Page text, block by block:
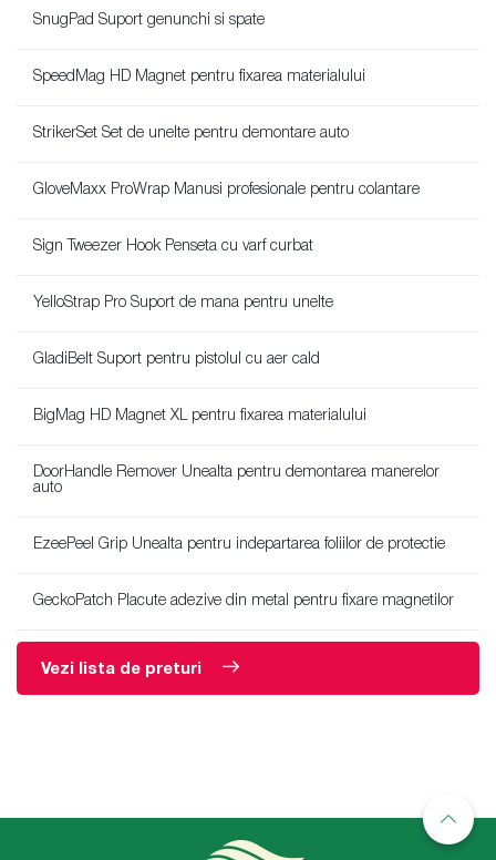
SnugPad Suport genunchi si spate
SpeedMag HD Magnet pentru fixarea materialului
StrikerSet Set de unelte pentru demontare auto
GloveMaxx ProWrap Manusi profesionale pentru colantare
Sign Tweezer Hook Penseta cu varf curbat
YelloStrap Pro Suport de mana pentru unelte
GladiBelt Suport pentru pistolul cu aer cald
BigMag HD Magnet XL pentru fixarea materialului
DoorHandle Remover Unealta pentru demontarea manerelor
auto
EzeePeel Grip Unealta pentru indepartarea foliilor de protectie
GeckoPatch Placute adezive din metal pentru fixare magnetilor
Vezi lista de preturi